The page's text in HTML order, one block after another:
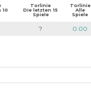
10
Torlinie
Die letzten 15
Spiele
Torlinie
Alle
Spiele
? 0.00